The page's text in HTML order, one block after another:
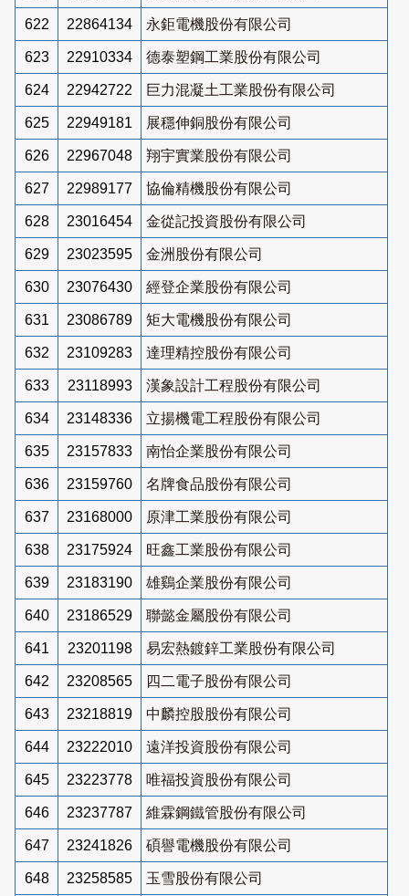
622 22864134 永鉅電機股份有限公司
623 22910334 德泰塑鋼工業股份有限公司
624 22942722 巨力混凝土工業股份有限公司
625 22949181 展穩伸銅股份有限公司
626 22967048 翔宇實業股份有限公司
627 22989177 協倫精機股份有限公司
628 23016454 金從記投資股份有限公司
629 23023595 金洲股份有限公司
630 23076430 經登企業股份有限公司
631 23086789 矩大電機股份有限公司
632 23109283 達理精控股份有限公司
633 23118993 漢象設計工程股份有限公司
634 23148336 立揚機電工程股份有限公司
635 23157833 南怡企業股份有限公司
636 23159760 名牌食品股份有限公司
637 23168000 原津工業股份有限公司
638 23175924 旺鑫工業股份有限公司
639 23183190 雄鷄企業股份有限公司
640 23186529 聯懿金屬股份有限公司
641 23201198 易宏熱鍍鋅工業股份有限公司
642 23208565 四二電子股份有限公司
643 23218819 中麟控股股份有限公司
644 23222010 遠洋投資股份有限公司
645 23223778 唯福投資股份有限公司
646 23237787 維霖鋼鐵管股份有限公司
647 23241826 碩譽電機股份有限公司
648 23258585 玉雪股份有限公司